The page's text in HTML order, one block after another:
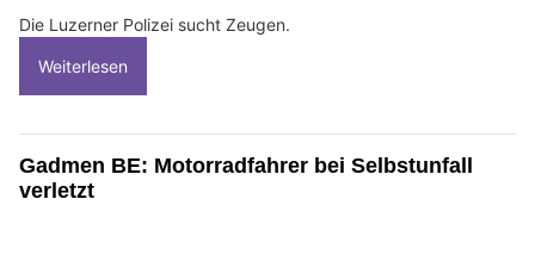
Die Luzerner Polizei sucht Zeugen.
Weiterlesen
Gadmen BE: Motorradfahrer bei Selbstunfall
verletzt